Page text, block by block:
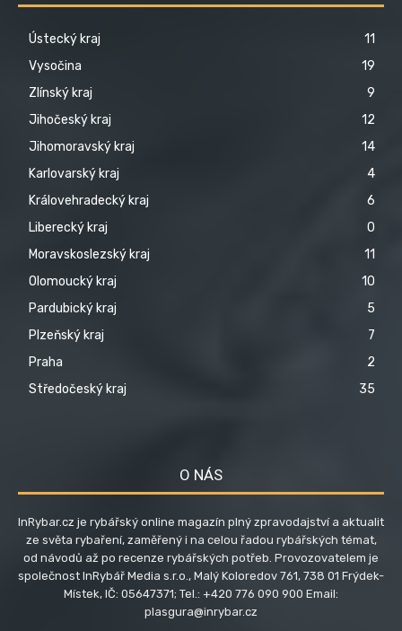
Ústecký kraj
11
Vysočina
19
Zlínský kraj
9
Jihočeský kraj
12
Jihomoravský kraj
14
Karlovarský kraj
4
Královehradecký kraj
6
Liberecký kraj
0
Moravskoslezský kraj
11
Olomoucký kraj
10
Pardubický kraj
5
Plzeňský kraj
7
Praha
2
Středočeský kraj
35
O NÁS
InRybar.cz je rybářský online magazín plný zpravodajství a aktualit
ze světa rybaření, zaměřený i na celou řadou rybářských témat,
od návodů až po recenze rybářských potřeb. Provozovatelem je
společnost InRybář Media s.r.o., Malý Koloredov 761, 738 01 Frýdek-
Místek, IČ: 05647371; Tel.: +420 776 090 900 Email:
plasgura@inrybar.cz